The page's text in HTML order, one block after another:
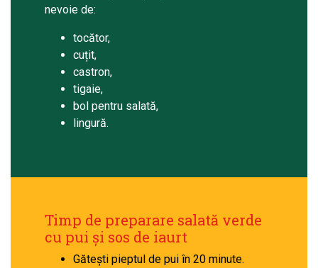
nevoie de:
tocător,
cuțit,
castron,
tigaie,
bol pentru salată,
lingură.
Timp de preparare salată verde
cu pui și sos de iaurt
Gătești pieptul de pui în 20 minute.